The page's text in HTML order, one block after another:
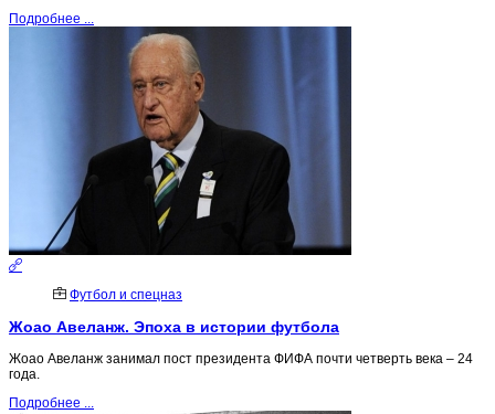
Подробнее ...
Футбол и спецназ
Жоао Авеланж. Эпоха в истории футбола
Жоао Авеланж занимал пост президента ФИФА почти четверть века – 24
года.
Подробнее ...